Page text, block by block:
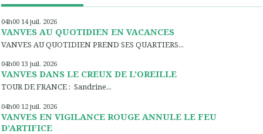
04h00 14 juil. 2026
VANVES AU QUOTIDIEN EN VACANCES
VANVES AU QUOTIDIEN PREND SES QUARTIERS...
04h00 13 juil. 2026
VANVES DANS LE CREUX DE L’OREILLE
TOUR DE FRANCE : Sandrine...
04h00 12 juil. 2026
VANVES EN VIGILANCE ROUGE ANNULE LE FEU
D’ARTIFICE